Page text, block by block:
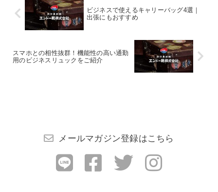
ビジネスで使えるキャリーバッグ4選｜
出張にもおすすめ
スマホとの相性抜群！機能性の高い通勤
用のビジネスリュックをご紹介
メールマガジン登録はこちら